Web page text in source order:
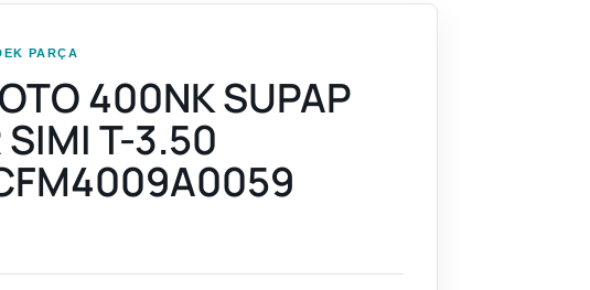
PARÇA
400NK SUPAP
SIMI T-3.50